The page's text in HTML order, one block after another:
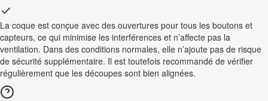
La coque est conçue avec des ouvertures pour tous les boutons et
capteurs, ce qui minimise les interférences et n’affecte pas la
ventilation. Dans des conditions normales, elle n’ajoute pas de risque
de sécurité supplémentaire. Il est toutefois recommandé de vérifier
régulièrement que les découpes sont bien alignées.